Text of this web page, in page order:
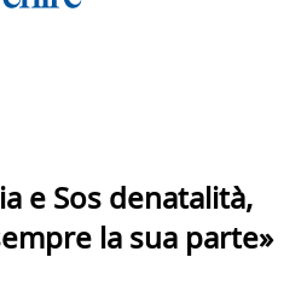
e Sos denatalità,
la sua parte»